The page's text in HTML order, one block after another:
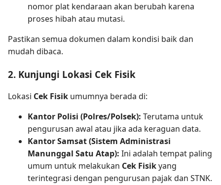
nomor plat kendaraan akan berubah karena
proses hibah atau mutasi.
Pastikan semua dokumen dalam kondisi baik dan
mudah dibaca.
2. Kunjungi Lokasi Cek Fisik
Lokasi Cek Fisik umumnya berada di:
Kantor Polisi (Polres/Polsek): Terutama untuk
pengurusan awal atau jika ada keraguan data.
Kantor Samsat (Sistem Administrasi
Manunggal Satu Atap): Ini adalah tempat paling
umum untuk melakukan Cek Fisikyang
terintegrasi dengan pengurusan pajak dan STNK.